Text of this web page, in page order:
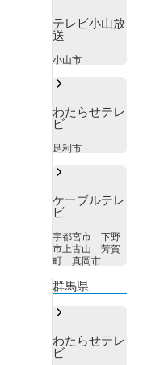
テレビ小山放
送
小山市
わたらせテレ
ビ
足利市
ケーブルテレ
ビ
宇都宮市 下野
市上古山 芳賀
町 真岡市
群馬県
わたらせテレ
ビ